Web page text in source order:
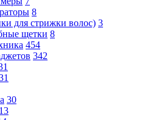
8
для стрижки волос) 3
щетки 8
454
342
30
13